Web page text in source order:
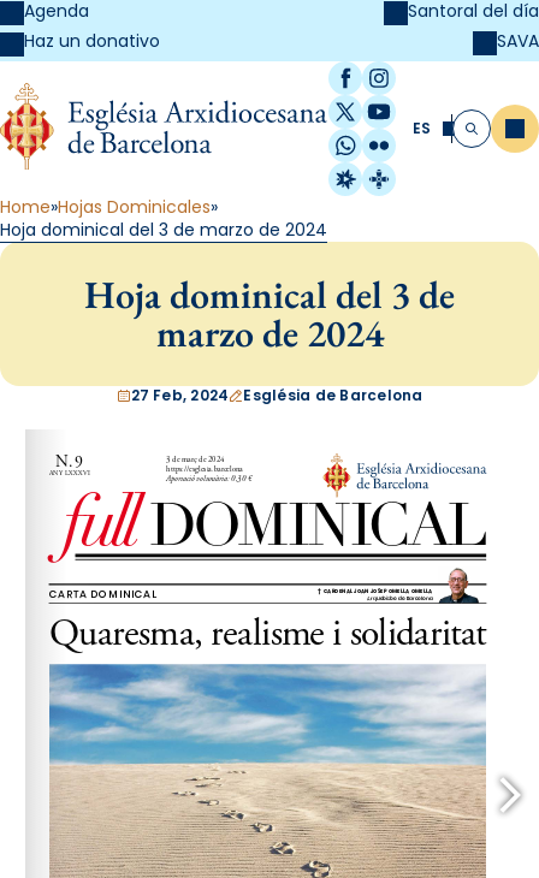
Agenda
Haz un donativo
Santoral del día
SAVA
Facebook
Instagram
X / Twitter
YouTube
WhatsApp
Flickr
Radio Estel
Catalunya
ES Buscar
Home Hojas Dominicales
Hoja dominical del 3 de marzo de 2024
Hoja dominical del 3 de
marzo de 2024
27 Feb, 2024 Església de Barcelona